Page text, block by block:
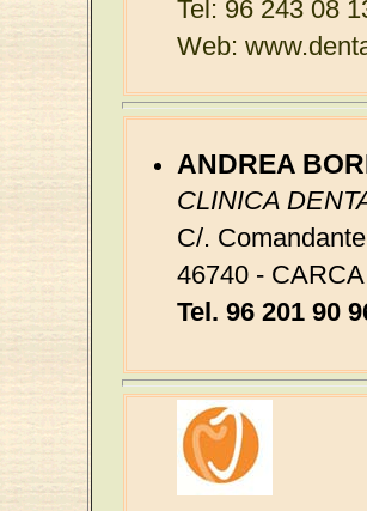
Tel: 96 243 08
Web:
ANDREA
CLINICA
C/.
46740 -
Tel. 96 201 90